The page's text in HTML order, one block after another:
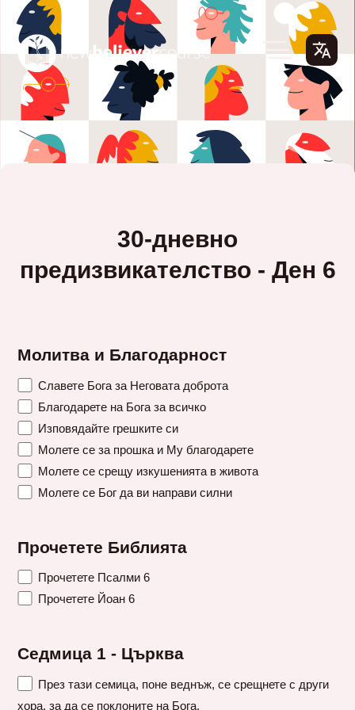
30-дневно
предизвикателство - Ден 6
Молитва и Благодарност
Славете Бога за Неговата доброта
Благодарете на Бога за всичко
Изповядайте грешките си
Молете се за прошка и Му благодарете
Молете се срещу изкушенията в живота
Молете се Бог да ви направи силни
Прочетете Библията
Прочетете Псалми 6
Прочетете Йоан 6
Седмица 1 - Църква
През тази семица, поне веднъж, се срещнете с други
хора, за да се поклоните на Бога.